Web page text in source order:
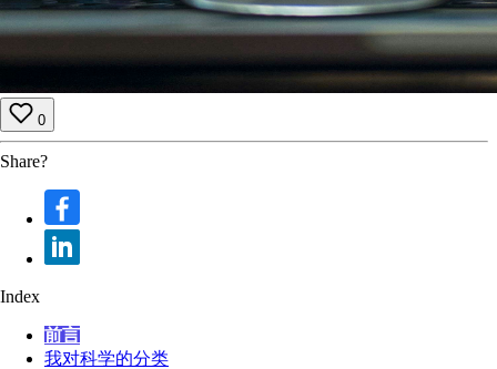
0
Share?
Index
前言
我对科学的分类